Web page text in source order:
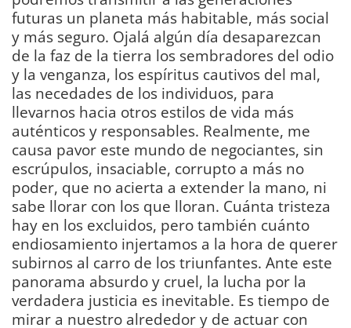
futuras un planeta más habitable, más social
y más seguro. Ojalá algún día desaparezcan
de la faz de la tierra los sembradores del odio
y la venganza, los espíritus cautivos del mal,
las necedades de los individuos, para
llevarnos hacia otros estilos de vida más
auténticos y responsables. Realmente, me
causa pavor este mundo de negociantes, sin
escrúpulos, insaciable, corrupto a más no
poder, que no acierta a extender la mano, ni
sabe llorar con los que lloran. Cuánta tristeza
hay en los excluidos, pero también cuánto
endiosamiento injertamos a la hora de querer
subirnos al carro de los triunfantes. Ante este
panorama absurdo y cruel, la lucha por la
verdadera justicia es inevitable. Es tiempo de
mirar a nuestro alrededor y de actuar con